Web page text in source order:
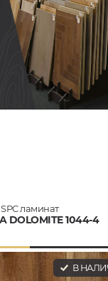
SPC ламинат
DOLOMITE 1044-4
В